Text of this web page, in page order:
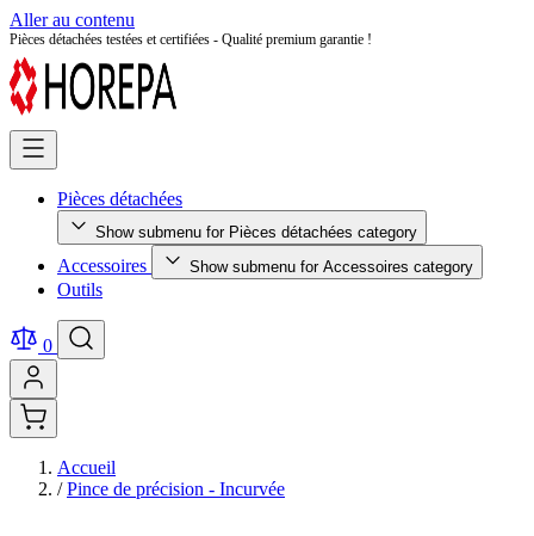
Aller au contenu
Pièces détachées testées et certifiées - Qualité premium garantie !
Pièces détachées
Show submenu for Pièces détachées category
Accessoires Show submenu for Accessoires category
Outils
0
Accueil
/ Pince de précision - Incurvée